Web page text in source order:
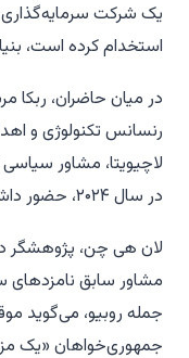
یک شرکت سرمایه‌گذاری
استخدام کرده است،
در میان حاضران،
رنسانس تکنولوژی و
لاچیویتا، مشاور
در سال ۲۰۲۴، حضور داشتند.
لان هی چن، پژوهشگر
مشاور سابق نامزدهای
جمله روبیو، می‌گوید
جمهوری‌خواهان «یک